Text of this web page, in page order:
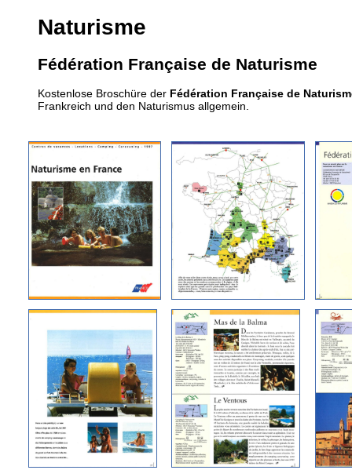
Naturisme
Fédération Française de Naturisme
Kostenlose Broschüre der Fédération Française de
Frankreich und den Naturismus allgemein.